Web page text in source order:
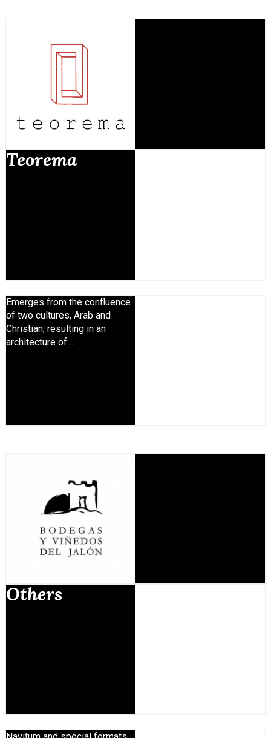
Teorema
Emerges from the confluence
of two cultures, Arab and
Christian, resulting in an
architecture of ...
Others